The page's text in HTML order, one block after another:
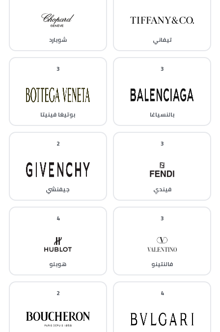
تيفاني شوبارد
3
بالنسياغا
3
بوتيغا فينيتا
3
فيندي
2
جيفنشي
3
فالنتينو
4
هوبلو
4
2